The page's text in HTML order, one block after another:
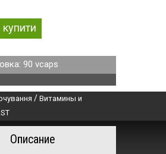
купити
90 vcaps
/ Витамины и
Описание